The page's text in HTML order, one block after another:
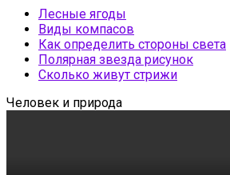
Лесные ягоды
Виды компасов
Как определить стороны света
Полярная звезда рисунок
Сколько живут стрижи
Человек и природа